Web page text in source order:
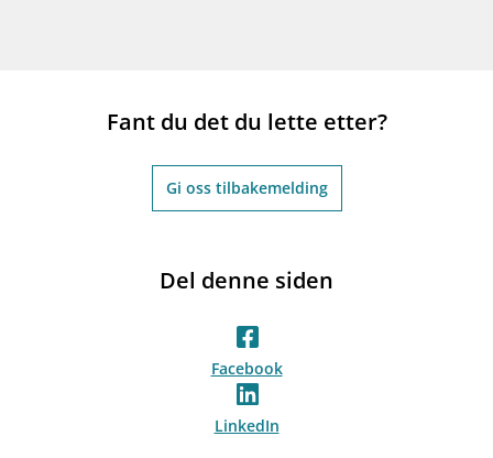
Fant du det du lette etter?
Gi oss tilbakemelding
Del denne siden
Facebook
LinkedIn